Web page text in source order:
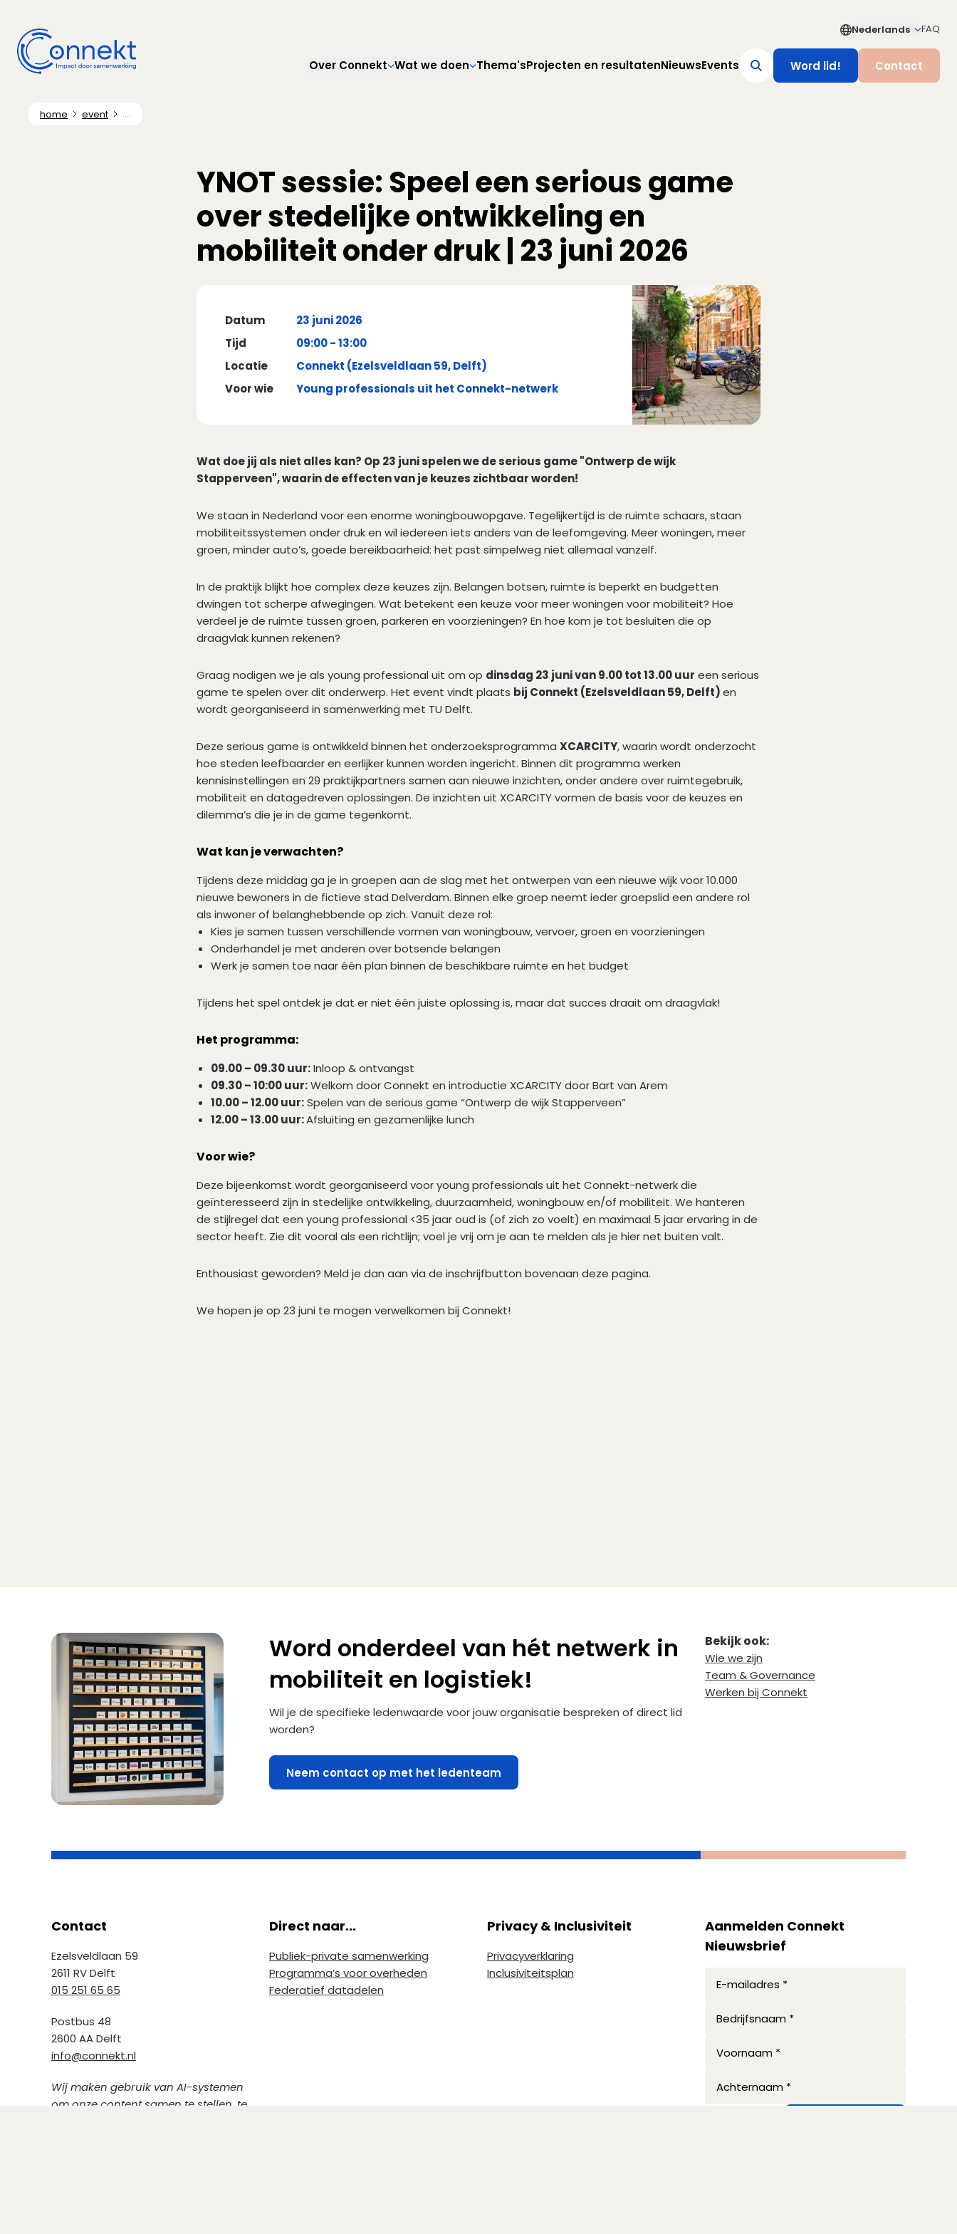
Nederlands FAQ
Over Connekt Wat we doen Thema'sProjecten en resultatenNieuwsEvents Word lid! Contact
home event ....
YNOT sessie: Speel een serious game
over stedelijke ontwikkeling en
mobiliteit onder druk | 23 juni 2026
Datum
23 juni 2026
Tijd
09:00 - 13:00
Locatie
Connekt (Ezelsveldlaan 59, Delft)
Voor wie
Young professionals uit het Connekt-netwerk
Wat doe jij als niet alles kan? Op 23 juni spelen we de serious game "Ontwerp de wijk
Stapperveen", waarin de effecten van je keuzes zichtbaar worden!
We staan in Nederland voor een enorme woningbouwopgave. Tegelijkertijd is de ruimte schaars, staan
mobiliteitssystemen onder druk en wil iedereen iets anders van de leefomgeving. Meer woningen, meer
groen, minder auto’s, goede bereikbaarheid: het past simpelweg niet allemaal vanzelf.
In de praktijk blijkt hoe complex deze keuzes zijn. Belangen botsen, ruimte is beperkt en budgetten
dwingen tot scherpe afwegingen. Wat betekent een keuze voor meer woningen voor mobiliteit? Hoe
verdeel je de ruimte tussen groen, parkeren en voorzieningen? En hoe kom je tot besluiten die op
draagvlak kunnen rekenen?
Graag nodigen we je als young professional uit om op dinsdag 23 juni van 9.00 tot 13.00 uur een serious
game te spelen over dit onderwerp. Het event vindt plaats bij Connekt (Ezelsveldlaan 59, Delft)en
wordt georganiseerd in samenwerking met TU Delft.
Deze serious game is ontwikkeld binnen het onderzoeksprogramma XCARCITY, waarin wordt onderzocht
hoe steden leefbaarder en eerlijker kunnen worden ingericht. Binnen dit programma werken
kennisinstellingen en 29 praktijkpartners samen aan nieuwe inzichten, onder andere over ruimtegebruik,
mobiliteit en datagedreven oplossingen. De inzichten uit XCARCITY vormen de basis voor de keuzes en
dilemma’s die je in de game tegenkomt.
Wat kan je verwachten?
Tijdens deze middag ga je in groepen aan de slag met het ontwerpen van een nieuwe wijk voor 10.000
nieuwe bewoners in de fictieve stad Delverdam. Binnen elke groep neemt ieder groepslid een andere rol
als inwoner of belanghebbende op zich. Vanuit deze rol:
Kies je samen tussen verschillende vormen van woningbouw, vervoer, groen en voorzieningen
Onderhandel je met anderen over botsende belangen
Werk je samen toe naar één plan binnen de beschikbare ruimte en het budget
Tijdens het spel ontdek je dat er niet één juiste oplossing is, maar dat succes draait om draagvlak!
Het programma:
09.00 – 09.30 uur:Inloop & ontvangst
09.30 – 10:00 uur:Welkom door Connekt en introductie XCARCITY door Bart van Arem
10.00 – 12.00 uur:Spelen van de serious game “Ontwerp de wijk Stapperveen”
12.00 – 13.00 uur:Afsluiting en gezamenlijke lunch
Voor wie?
Deze bijeenkomst wordt georganiseerd voor young professionals uit het Connekt-netwerk die
geïnteresseerd zijn in stedelijke ontwikkeling, duurzaamheid, woningbouw en/of mobiliteit. We hanteren
de stijlregel dat een young professional <35 jaar oud is (of zich zo voelt) en maximaal 5 jaar ervaring in de
sector heeft. Zie dit vooral als een richtlijn; voel je vrij om je aan te melden als je hier net buiten valt.
Enthousiast geworden? Meld je dan aan via de inschrijfbutton bovenaan deze pagina.
We hopen je op 23 juni te mogen verwelkomen bij Connekt!
Word onderdeel van hét netwerk in
mobiliteit en logistiek!
Wil je de specifieke ledenwaarde voor jouw organisatie bespreken of direct lid
worden?
Neem contact op met het ledenteam
Bekijk ook:
Wie we zijn
Team & Governance
Werken bij Connekt
Contact
Ezelsveldlaan 59
2611 RV Delft
015 251 65 65
Postbus 48
2600 AA Delft
info@connekt.nl
Wij maken gebruik van AI-systemen
om onze content samen te stellen, te
Direct naar...
Publiek-private samenwerking
Programma’s voor overheden
Federatief datadelen
Privacy & Inclusiviteit
Privacyverklaring
Inclusiviteitsplan
Aanmelden Connekt
Nieuwsbrief
E-mailadres *
Bedrijfsnaam *
Voornaam *
Achternaam *